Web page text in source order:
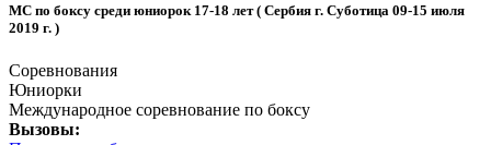
МС по боксу среди юниорок 17-18 лет ( Сербия г. Суботица 09-15 июля
2019 г. )
Соревнования
Юниорки
Международное соревнование по боксу
Вызовы: